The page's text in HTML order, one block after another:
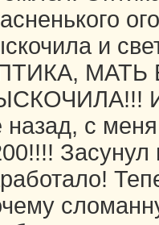
и
МАТЬ
И
назад, с
Засунул